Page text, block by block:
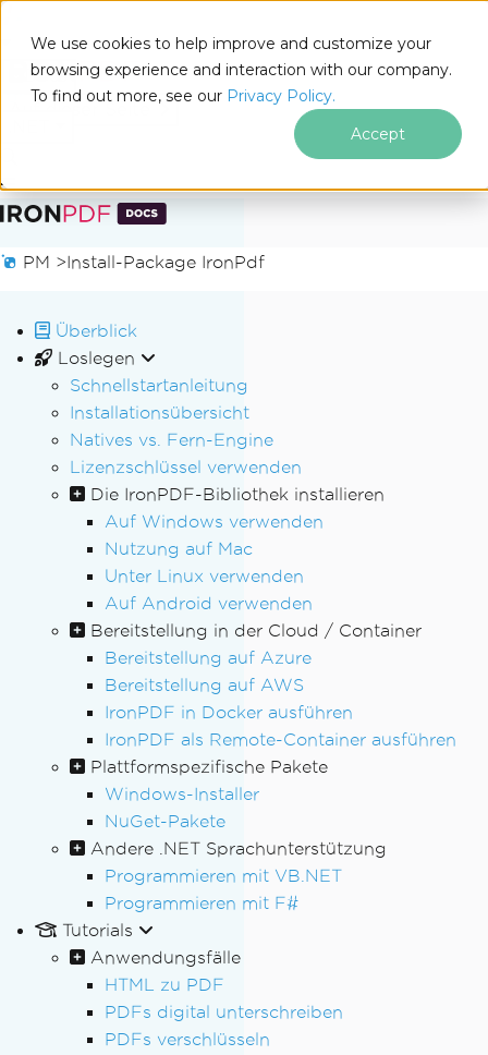
We use cookies to help improve and customize your
browsing experience and interaction with our company.
To find out more, see our Privacy Policy.
Accept
Zum Fußzeileninhalt springen
Docs
PM >Install-Package IronPdf
Überblick
Loslegen
Schnellstartanleitung
Installationsübersicht
Natives vs. Fern-Engine
Lizenzschlüssel verwenden
Die IronPDF-Bibliothek installieren
Auf Windows verwenden
Nutzung auf Mac
Unter Linux verwenden
Auf Android verwenden
Bereitstellung in der Cloud / Container
Bereitstellung auf Azure
Bereitstellung auf AWS
IronPDF in Docker ausführen
IronPDF als Remote-Container ausführen
Plattformspezifische Pakete
Windows-Installer
NuGet-Pakete
Andere .NET Sprachunterstützung
Programmieren mit VB.NET
Programmieren mit F#
Tutorials
Anwendungsfälle
HTML zu PDF
PDFs digital unterschreiben
PDFs verschlüsseln